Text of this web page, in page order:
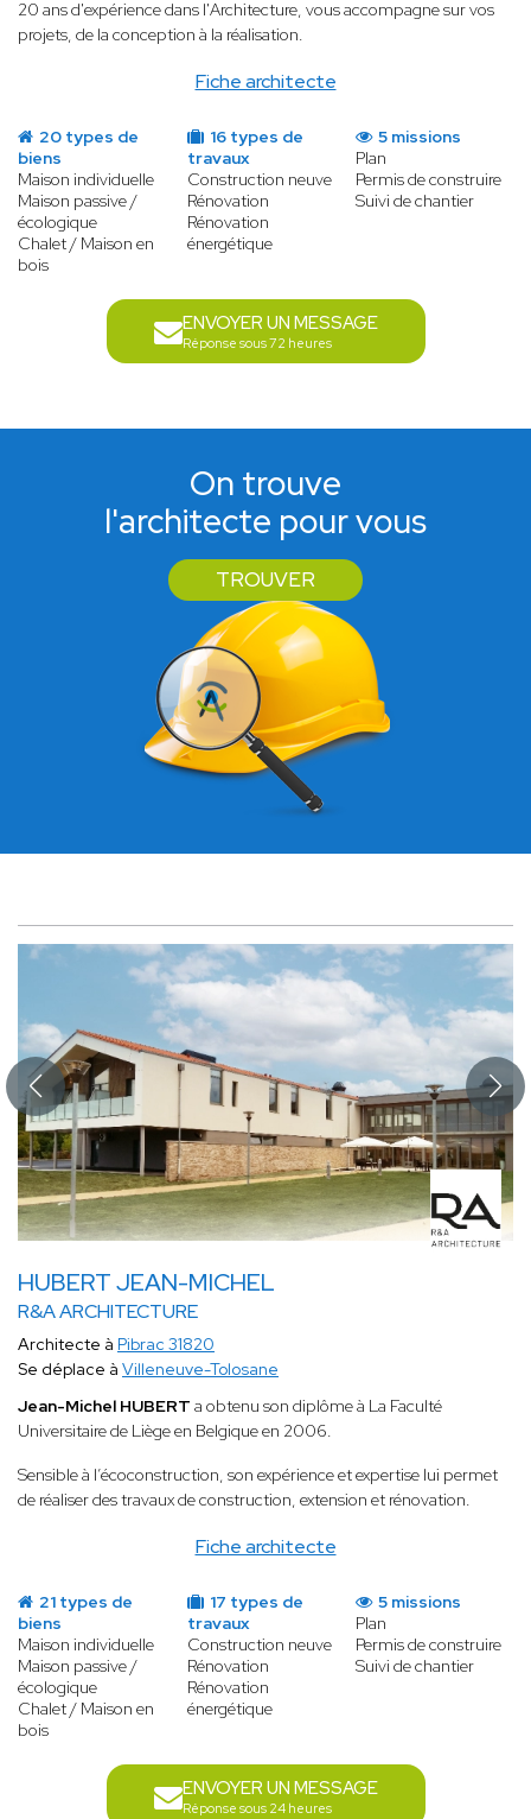
Fiche architecte
20 ans d'expérience dans l'Architecture, vous accompagne sur vos
projets, de la conception à la réalisation.
20 types de
biens
Maison individuelle
Maison passive /
écologique
Chalet / Maison en
bois
16 types de
travaux
Construction neuve
Rénovation
Rénovation
énergétique
5 missions
Plan
Permis de construire
Suivi de chantier
ENVOYER UN MESSAGE
Réponse sous 72 heures
On trouve
l'architecte pour vous
TROUVER
HUBERT JEAN-MICHEL
R&A ARCHITECTURE
Fiche architecte
Architecte à Pibrac 31820
Se déplace à Villeneuve-Tolosane
Jean-Michel HUBERT a obtenu son diplôme à La Faculté
Universitaire de Liège en Belgique en 2006.
Sensible à l’écoconstruction, son expérience et expertise lui permet
de réaliser des travaux de construction, extension et rénovation.
21 types de
biens
Maison individuelle
Maison passive /
écologique
Chalet / Maison en
bois
17 types de
travaux
Construction neuve
Rénovation
Rénovation
énergétique
5 missions
Plan
Permis de construire
Suivi de chantier
ENVOYER UN MESSAGE
Réponse sous 24 heures